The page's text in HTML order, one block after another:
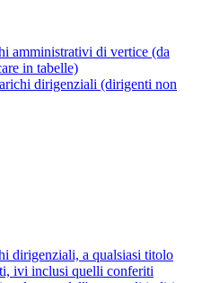
amministrativi di vertice (da
in tabelle)
dirigenziali (dirigenti non
dirigenziali, a qualsiasi titolo
ivi inclusi quelli conferiti